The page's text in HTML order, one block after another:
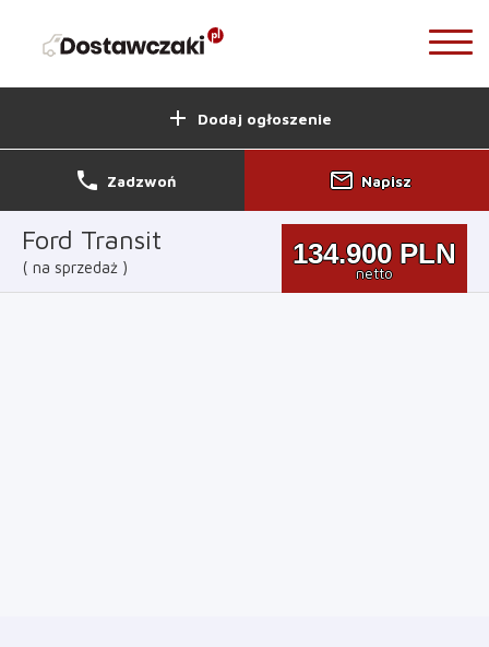
add Dodaj ogłoszenie
Ford Transit
na sprzedaż 134.900 PLN
netto
phone Zadzwoń mail_outline Napisz